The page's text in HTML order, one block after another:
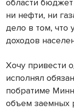
области
ни нефти, ни
дело в том, что
доходов
Хочу привести
исполнял
побратиме
объем заемных